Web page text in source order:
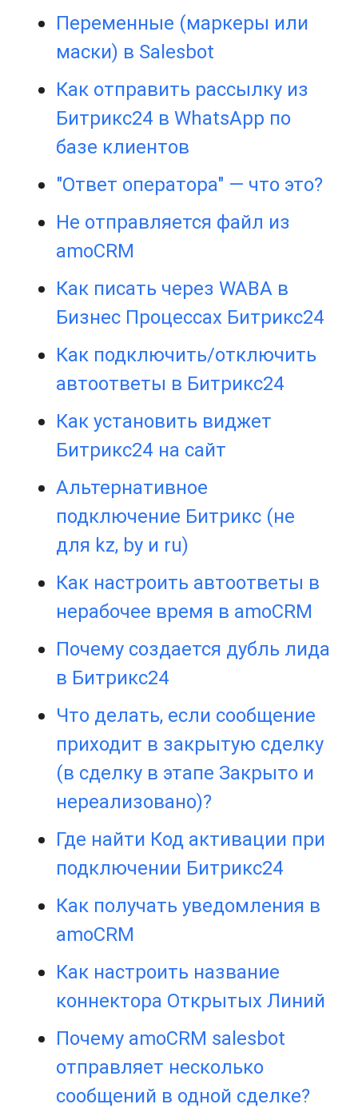
Переменные (маркеры или
маски) в Salesbot
Как отправить рассылку из
Битрикс24 в WhatsApp по
базе клиентов
"Ответ оператора" — что это?
Не отправляется файл из
amoCRM
Как писать через WABA в
Бизнес Процессах Битрикс24
Как подключить/отключить
автоответы в Битрикс24
Как установить виджет
Битрикс24 на сайт
Альтернативное
подключение Битрикс (не
для kz, by и ru)
Как настроить автоответы в
нерабочее время в amoCRM
Почему создается дубль лида
в Битрикс24
Что делать, если сообщение
приходит в закрытую сделку
(в сделку в этапе Закрыто и
нереализовано)?
Где найти Код активации при
подключении Битрикс24
Как получать уведомления в
amoCRM
Как настроить название
коннектора Открытых Линий
Почему amoCRM salesbot
отправляет несколько
сообщений в одной сделке?